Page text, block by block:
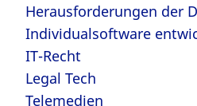
Herausforderungen der
Individualsoftware
IT-Recht
Legal Tech
Telemedien